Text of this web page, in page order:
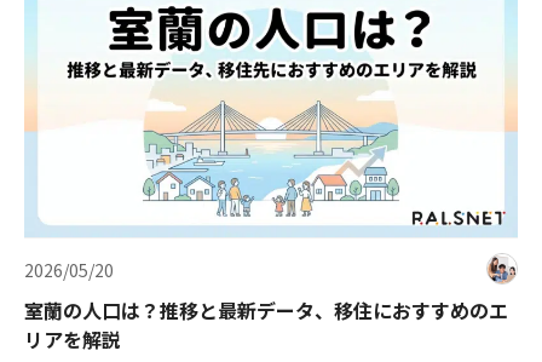
2026/05/20
室蘭の人口は？推移と最新データ、移住におすすめのエ
リアを解説